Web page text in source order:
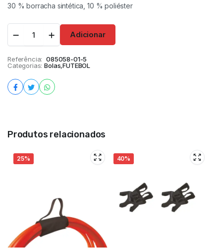
30 % borracha sintética, 10 % poliéster
Adicionar
Referência: 085058-01-5
Categorias: Bolas,FUTEBOL
Produtos relacionados
25% 40%